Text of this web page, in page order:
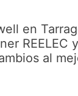
en
REELEC
al